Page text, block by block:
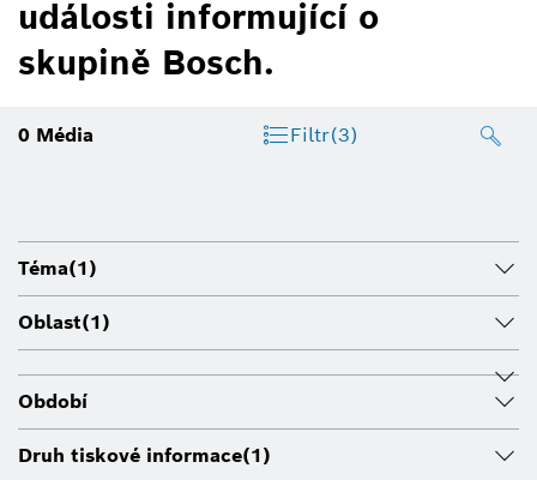
události informující o
skupině Bosch.
0 Média Filtr(3)
Téma(1)
Oblast(1)
Období
Druh tiskové informace(1)